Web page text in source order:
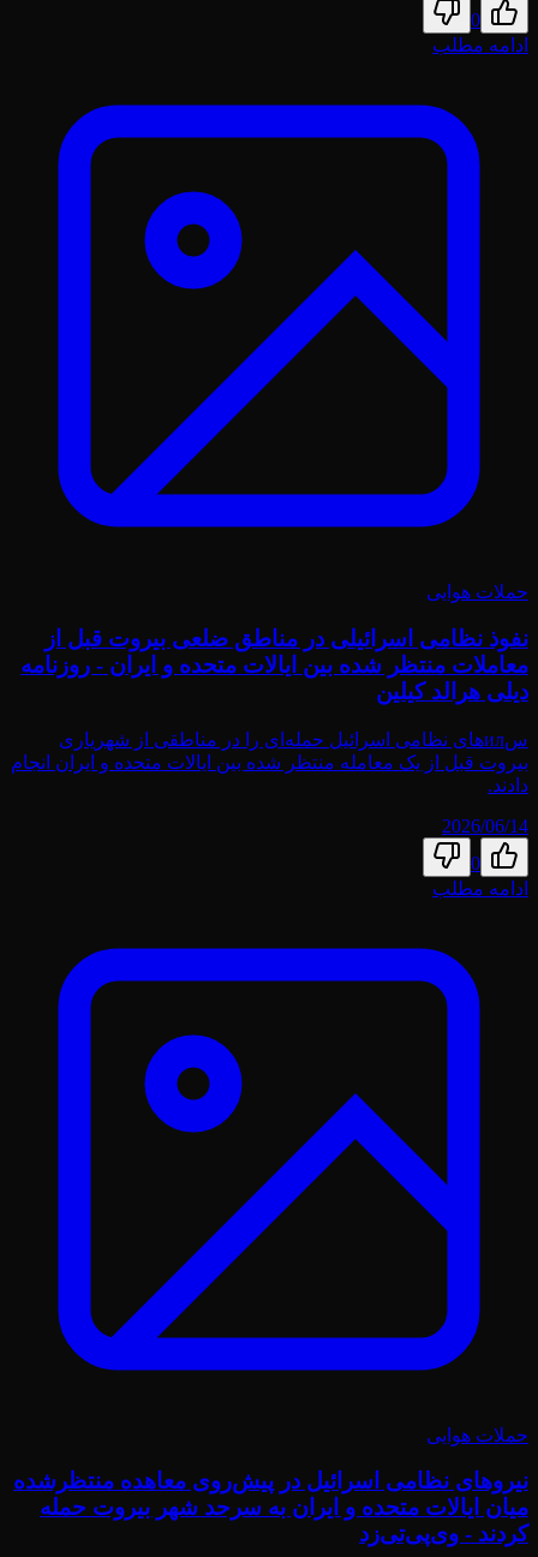
0
ادامه مطلب
حملات هوایی
نفوذ نظامی اسرائیلی در مناطق ضلعی بیروت قبل از
معاملات منتظر شده بین ایالات متحده و ایران - روزنامه
دیلی هرالد کیلین
سил‌های نظامی اسرائیل حمله‌ای را در مناطقی از شهریاری
بیروت قبل از یک معامله منتظر شده بین ایالات متحده و ایران انجام
دادند.
2026/06/14
0
ادامه مطلب
حملات هوایی
نیروهای نظامی اسرائیل در پیش‌روی معاهده منتظرشده
میان ایالات متحده و ایران به سرحد شهر بیروت حمله
کردند - وی‌پی‌تی‌زد